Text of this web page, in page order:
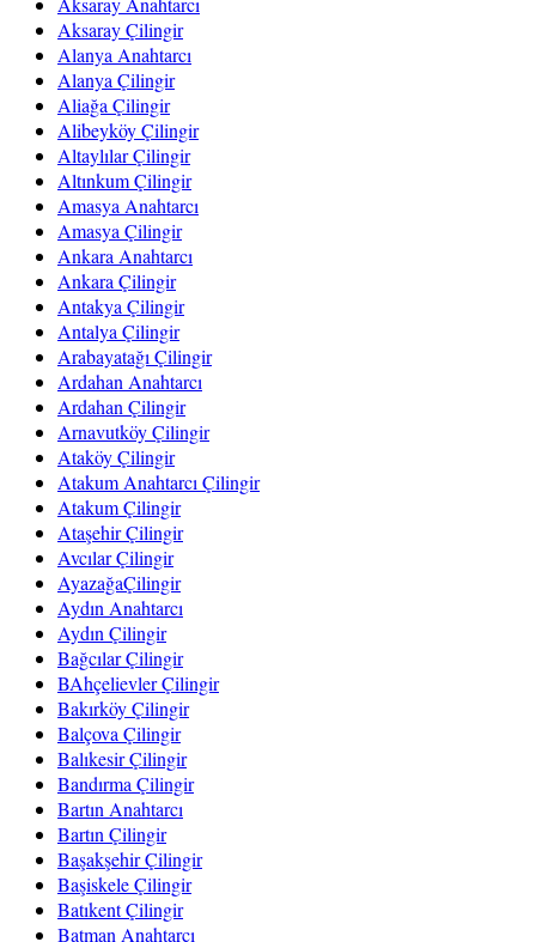
Aksaray Çilingir
Alanya Anahtarcı
Alanya Çilingir
Aliağa Çilingir
Alibeyköy Çilingir
Altaylılar Çilingir
Altınkum Çilingir
Amasya Anahtarcı
Amasya Çilingir
Ankara Anahtarcı
Ankara Çilingir
Antakya Çilingir
Antalya Çilingir
Arabayatağı Çilingir
Ardahan Anahtarcı
Ardahan Çilingir
Arnavutköy Çilingir
Ataköy Çilingir
Atakum Anahtarcı Çilingir
Atakum Çilingir
Ataşehir Çilingir
Avcılar Çilingir
AyazağaÇilingir
Aydın Anahtarcı
Aydın Çilingir
Bağcılar Çilingir
BAhçelievler Çilingir
Bakırköy Çilingir
Balçova Çilingir
Balıkesir Çilingir
Bandırma Çilingir
Bartın Anahtarcı
Bartın Çilingir
Başakşehir Çilingir
Başiskele Çilingir
Batıkent Çilingir
Batman Anahtarcı